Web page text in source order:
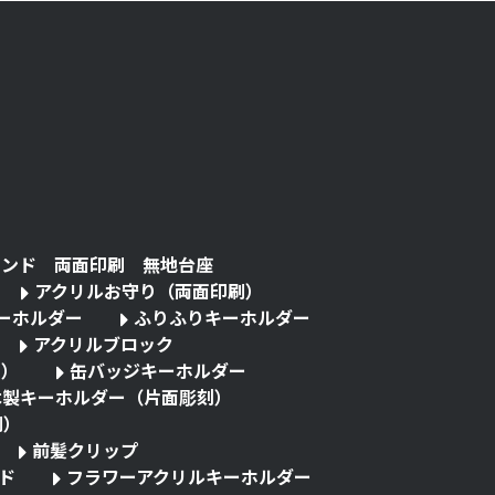
ンド 両面印刷 無地台座
アクリルお守り（両面印刷）
ホルダー
ふりふりキーホルダー
アクリルブロック
缶バッジキーホルダー
キーホルダー（片面彫刻）
前髪クリップ
フラワーアクリルキーホルダー